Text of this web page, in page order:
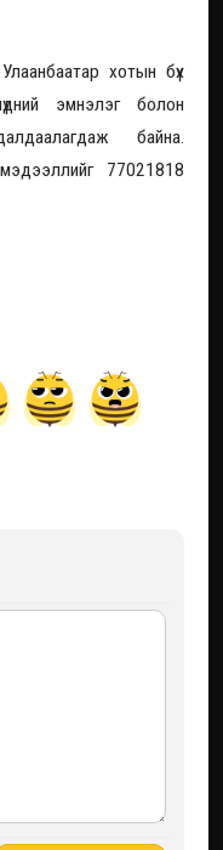
хотын бүх
эмнэлэг болон
байна.
мэдээллийг 77021818